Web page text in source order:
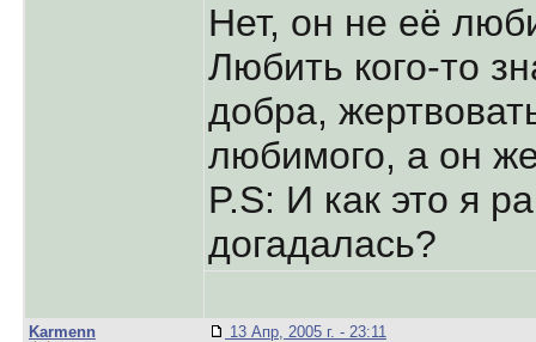
Нет, он не её
Любить кого-то
добра,
любимого, а он
P.S: И как это я
догадалась?
Karmenn 13 Апр, 2005 г. - 23:11